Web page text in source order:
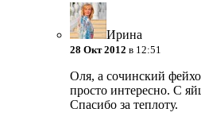
Ирина
28 Окт 2012 в 12:51
Оля, а сочинский
просто интересно. С
Спасибо за теплоту.